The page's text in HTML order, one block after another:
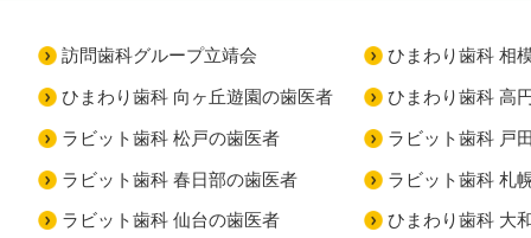
訪問歯科グループ立靖会 ひまわり歯科 相
ひまわり歯科 向ヶ丘遊園の歯医者 ひまわり歯科 高
ラビット歯科 松戸の歯医者 ラビット歯科 戸
ラビット歯科 春日部の歯医者 ラビット歯科 札
ラビット歯科 仙台の歯医者 ひまわり歯科 大